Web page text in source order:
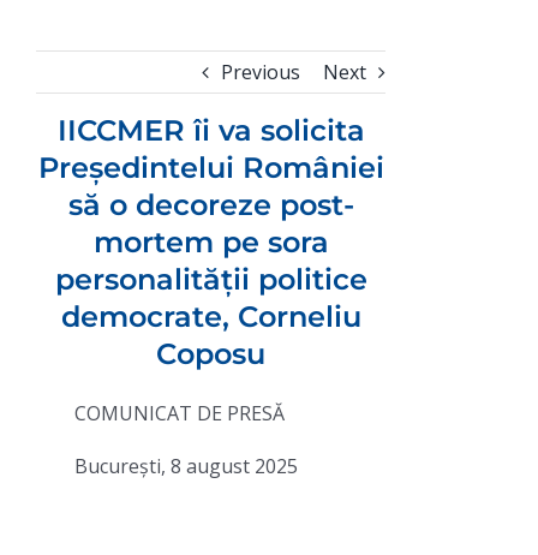
Previous Next
IICCMER îi va solicita
Președintelui României
să o decoreze post-
mortem pe sora
personalității politice
democrate, Corneliu
Coposu
COMUNICAT DE PRESĂ
București, 8 august 2025